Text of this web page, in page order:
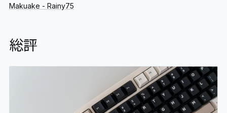
Makuake - Rainy75
総評